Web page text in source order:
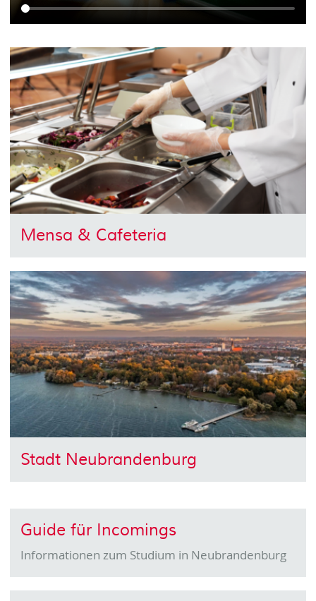
Mensa & Cafeteria
Stadt Neubrandenburg
Guide für Incomings
Informationen zum Studium in Neubrandenburg